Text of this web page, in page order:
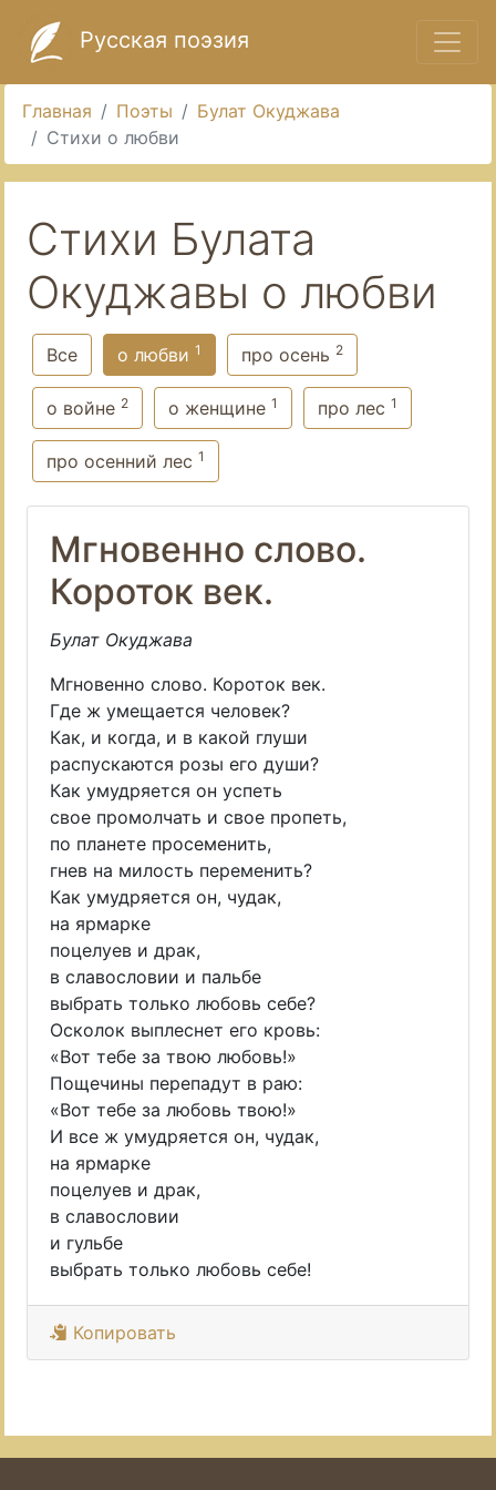
Русская поэзия
Главная Поэты
Булат Окуджава
Стихи о любви
Стихи Булата
Окуджавы о любви
Все о любви 1 про осень 2
о войне 2 о женщине 1 про лес 1
про осенний лес 1
Мгновенно слово.
Короток век.
Булат Окуджава
Мгновенно слово. Короток век.
Где ж умещается человек?
Как, и когда, и в какой глуши
распускаются розы его души?
Как умудряется он успеть
свое промолчать и свое пропеть,
по планете просеменить,
гнев на милость переменить?
Как умудряется он, чудак,
на ярмарке
поцелуев и драк,
в славословии и пальбе
выбрать только любовь себе?
Осколок выплеснет его кровь:
«Вот тебе за твою любовь!»
Пощечины перепадут в раю:
«Вот тебе за любовь твою!»
И все ж умудряется он, чудак,
на ярмарке
поцелуев и драк,
в славословии
и гульбе
выбрать только любовь себе!
Копировать